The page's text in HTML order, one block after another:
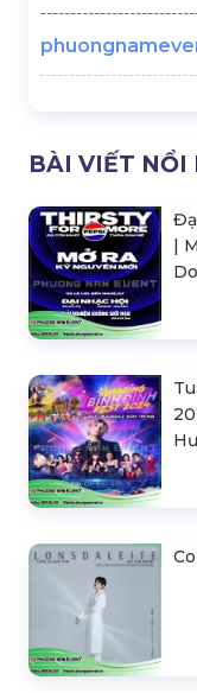
BÀI VIẾT NỔI
|